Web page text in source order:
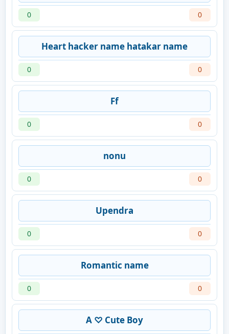
0 0
Heart hacker name hatakar name
0 0
Ff
0 0
nonu
0 0
Upendra
0 0
Romantic name
0 0
A ♡ Cute Boy